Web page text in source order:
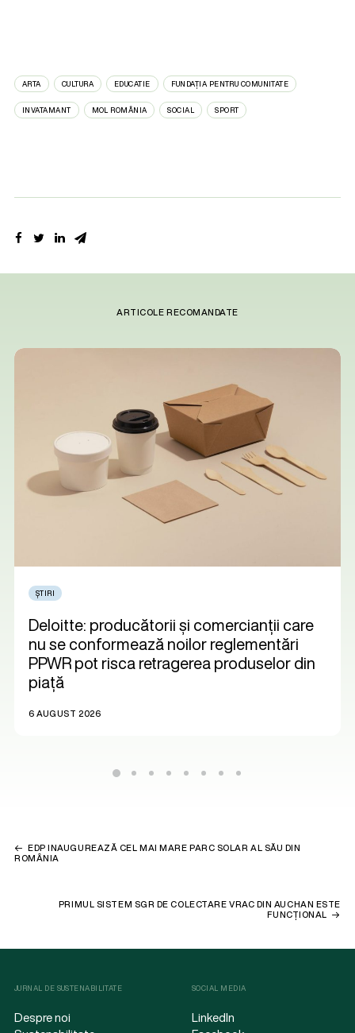
ARTA CULTURA EDUCATIE FUNDAȚIA PENTRU COMUNITATE
INVATAMANT MOL ROMÂNIA SOCIAL SPORT
ARTICOLE RECOMANDATE
ȘTIRI
Deloitte: producătorii și comercianții care
nu se conformează noilor reglementări
PPWR pot risca retragerea produselor din
piață
6 AUGUST 2026
EDP INAUGUREAZĂ CEL MAI MARE PARC SOLAR AL SĂU DIN
ROMÂNIA
PRIMUL SISTEM SGR DE COLECTARE VRAC DIN AUCHAN ESTE
FUNCȚIONAL
JURNAL DE SUSTENABILITATE
Despre noi
SOCIAL MEDIA
LinkedIn